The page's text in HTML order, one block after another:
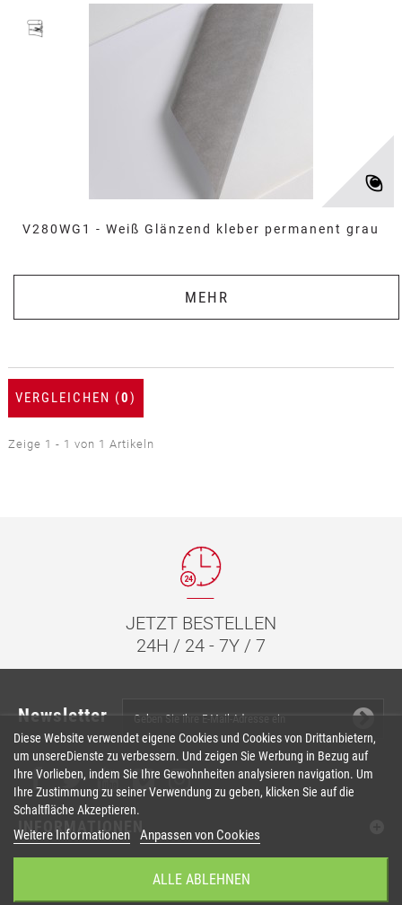
V280WG1 - Weiß Glänzend kleber permanent grau
MEHR
VERGLEICHEN (0)
Zeige 1 - 1 von 1 Artikeln
JETZT BESTELLEN
24H / 24 - 7Y / 7
Newsletter
INFORMATIONEN
IHR KUNDENBEREICH
Diese Website verwendet eigene Cookies und Cookies von Drittanbietern,
um unsereDienste zu verbessern. Und zeigen Sie Werbung in Bezug auf
Ihre Vorlieben, indem Sie Ihre Gewohnheiten analysieren navigation. Um
Ihre Zustimmung zu seiner Verwendung zu geben, klicken Sie auf die
Schaltfläche Akzeptieren.
Weitere Informationen Anpassen von Cookies
ALLE ABLEHNEN